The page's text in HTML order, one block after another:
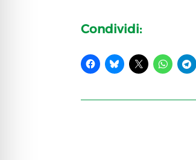
Condividi: